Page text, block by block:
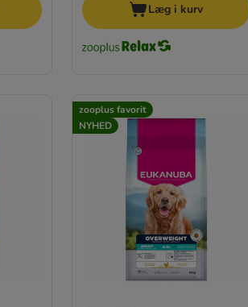
Læg i kurv
zooplus favorit
NYHED